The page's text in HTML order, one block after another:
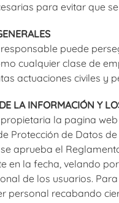
para evitar que
puede
cualquier clase de
actuaciones civiles y
LA INFORMACIÓN Y
la pagina
Protección de Datos
aprueba el
en la fecha, velando
de los usuarios.
personal recabando